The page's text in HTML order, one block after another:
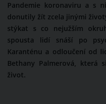
Pandemie koronaviru a s
donutily žít zcela jinými
stýkat s co nejužším
spousta lidí snáší po
Karanténu a odloučení od
Bethany Palmerová, která
život.